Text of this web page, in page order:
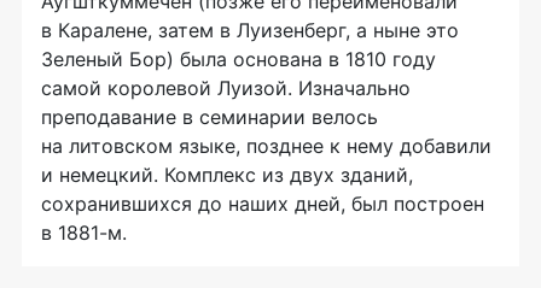
в Каралене, затем в Луизенберг, а ныне это
Зеленый Бор) была основана в 1810 году
самой королевой Луизой. Изначально
преподавание в семинарии велось
на литовском языке, позднее к нему добавили
и немецкий. Комплекс из двух зданий,
сохранившихся до наших дней, был построен
в 1881-м.